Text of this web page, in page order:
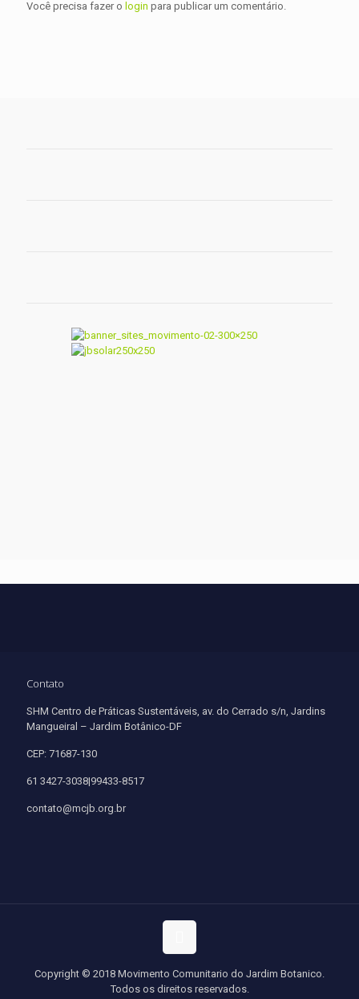
Você precisa fazer o login para publicar um comentário.
Contato
SHM Centro de Práticas Sustentáveis, av. do Cerrado s/n, Jardins
Mangueiral – Jardim Botânico-DF
CEP: 71687-130
61 3427-3038|99433-8517
contato@mcjb.org.br
Copyright © 2018 Movimento Comunitario do Jardim Botanico.
Todos os direitos reservados.